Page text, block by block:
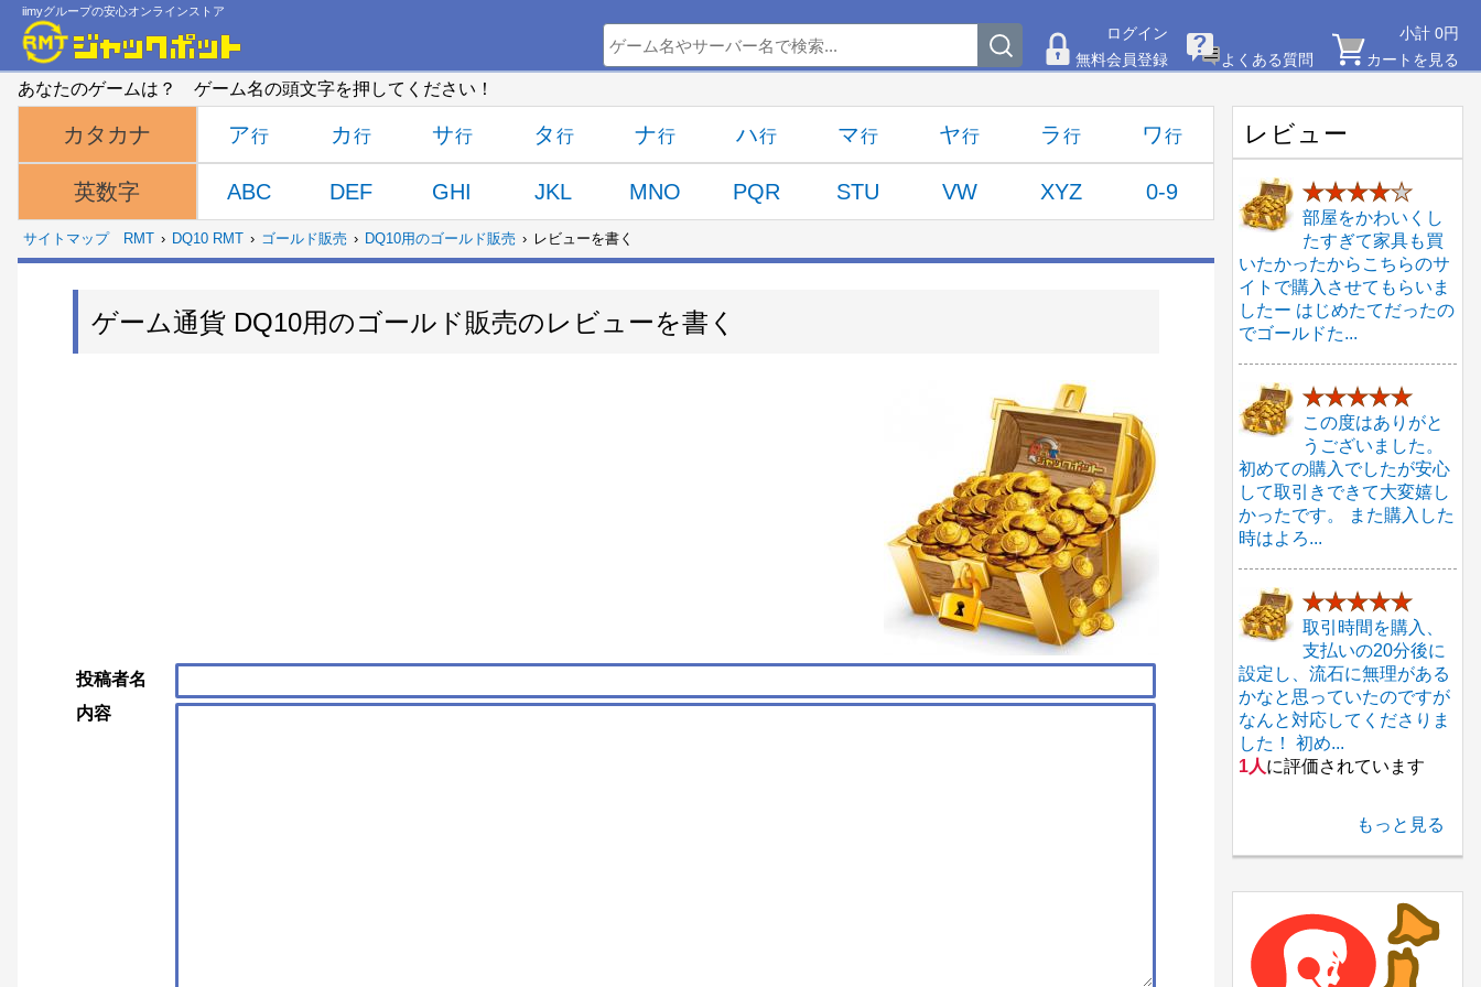
iimyグループの安心オンラインストア
ログイン
無料会員登録
よくある質問
小計 0円
カートを見る
あなたのゲームは？ ゲーム名の頭文字を押してください！
カタカナ
英数字
ア カ サ タ ナ ハ マ ヤ ラ ワ
ABC DEF GHI JKL MNO PQR STU VW XYZ 0-9
サイトマップ RMT DQ10 RMT ゴールド販売 DQ10用のゴールド販売 レビューを書く
ゲーム通貨 DQ10用のゴールド販売のレビューを書く
投稿者名
内容
レビュー
★★★★★
部屋をかわいくし
たすぎて家具も買
いたかったからこちらのサ
イトで購入させてもらいま
したー はじめたてだったの
でゴールドた...
★★★★★
この度はありがと
うございました。
初めての購入でしたが安心
して取引きできて大変嬉し
かったです。 また購入した
時はよろ...
★★★★★
取引時間を購入、
支払いの20分後に
設定し、流石に無理がある
かなと思っていたのですが
なんと対応してくださりま
した！ 初め...
1人に評価されています
もっと見る